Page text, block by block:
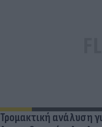
Τρομακτική ανάλυση